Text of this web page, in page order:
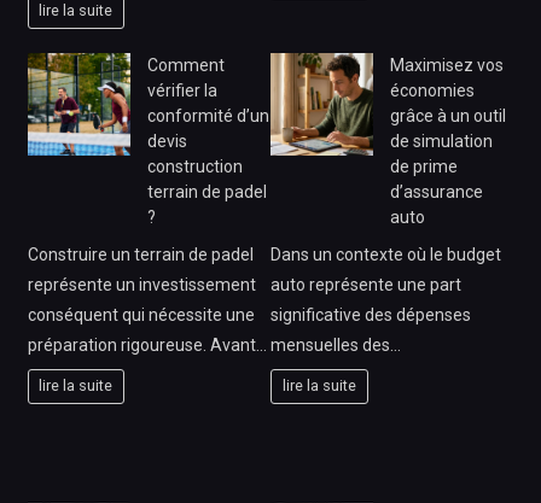
lire la suite
Comment
vérifier la
conformité d’un
devis
construction
terrain de padel
?
Construire un terrain de padel
représente un investissement
conséquent qui nécessite une
préparation rigoureuse. Avant…
lire la suite
Maximisez vos
économies
grâce à un outil
de simulation
de prime
d’assurance
auto
Dans un contexte où le budget
auto représente une part
significative des dépenses
mensuelles des…
lire la suite